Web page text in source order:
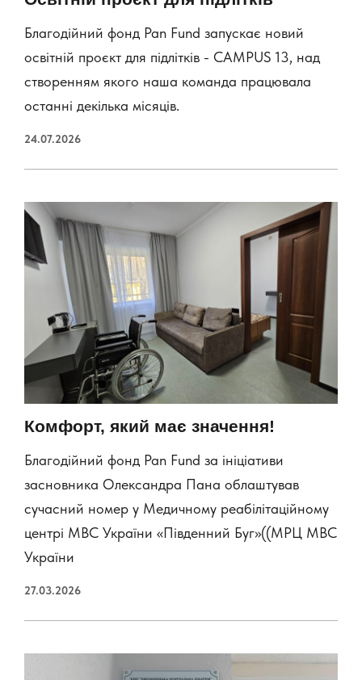
Благодійний фонд Pan Fund запускає новий
освітній проєкт для підлітків - CAMPUS 13, над
створенням якого наша команда працювала
останні декілька місяців.
24.07.2026
Комфорт, який має значення!
Благодійний фонд Pan Fund за ініціативи
засновника Олександра Пана облаштував
сучасний номер у Медичному реабілітаційному
центрі МВС України «Південний Буг»((МРЦ МВС
України
27.03.2026